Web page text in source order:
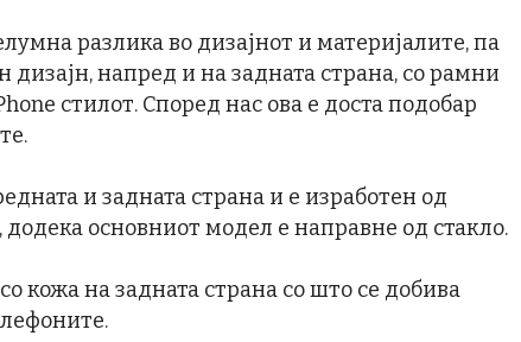
разлика во дизајнот и материјалите, па
дизајн, напред и на задната страна, со рамни
стилот. Според нас ова е доста подобар
и задната страна и е изработен од
основниот модел е направне од стакло.
кожа на задната страна со што се добива